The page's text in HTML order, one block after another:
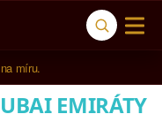
míru.
EMIRÁTY